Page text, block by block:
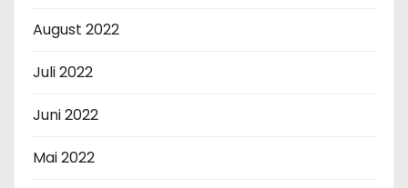
August 2022
Juli 2022
Juni 2022
Mai 2022